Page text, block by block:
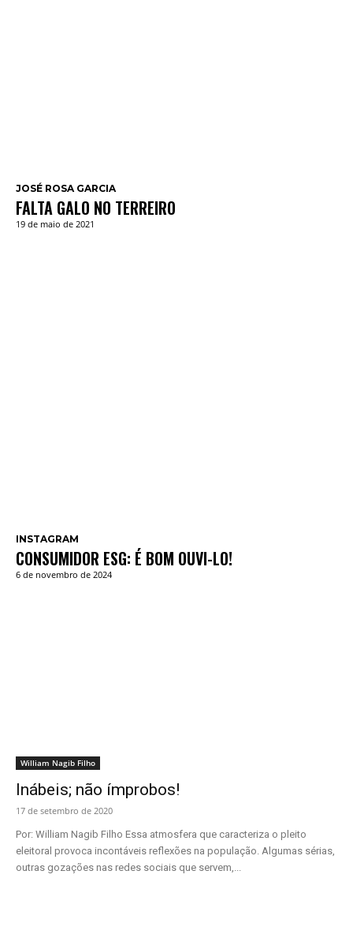
JOSÉ ROSA GARCIA
FALTA GALO NO TERREIRO
19 de maio de 2021
INSTAGRAM
CONSUMIDOR ESG: É BOM OUVI-LO!
6 de novembro de 2024
William Nagib Filho
Inábeis; não ímprobos!
17 de setembro de 2020
Por: William Nagib Filho Essa atmosfera que caracteriza o pleito
eleitoral provoca incontáveis reflexões na população. Algumas sérias,
outras gozações nas redes sociais que servem,...